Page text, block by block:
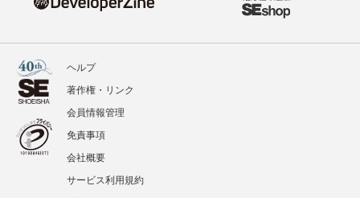
ヘルプ
著作権・リンク
会員情報管理
免責事項
会社概要
サービス利用規約